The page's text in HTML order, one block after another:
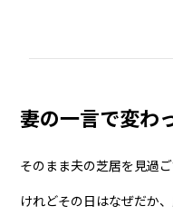
妻の一言で変わ
そのまま夫の芝居を見過ご
けれどその日はなぜだか